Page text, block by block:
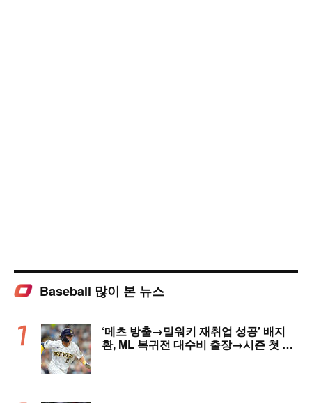
Baseball 많이 본 뉴스
‘메츠 방출→밀워키 재취업 성공’ 배지
환, ML 복귀전 대수비 출장→시즌 첫 안